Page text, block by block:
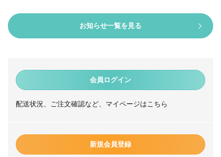
会員ログイン
配送状況、ご注文確認など、マイページはこちら
新規会員登録
お知らせ一覧を見る